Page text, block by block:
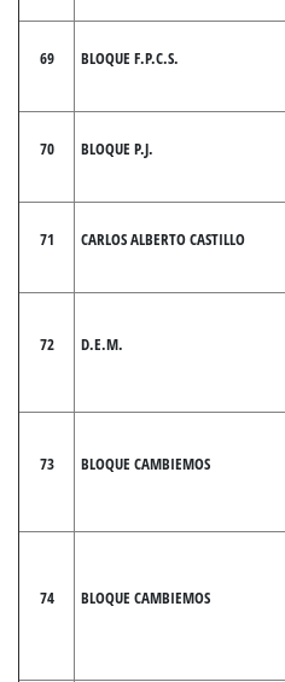
69 BLOQUE F.P.C.S.
70 BLOQUE P.J.
71 CARLOS ALBERTO CASTILLO
72 D.E.M.
73 BLOQUE CAMBIEMOS
74 BLOQUE CAMBIEMOS